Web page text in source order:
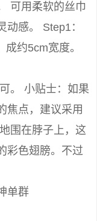
可用柔软的丝巾
感。 Step1：
约5cm宽度。
。 小贴士：如果
焦点，建议采用
围在脖子上，这
彩色翅膀。不过
单群